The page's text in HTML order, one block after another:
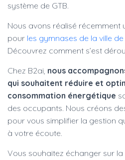
système de GTB.
Nous avons réalisé récemment
pour les gymnases de la ville
Découvrez comment s’est
Chez B2ai, nous
qui souhaitent réduire et
consommation énergétique
des occupants. Nous créons
pour vous simplifier la gestion
à votre écoute.
Vous souhaitez échanger sur la